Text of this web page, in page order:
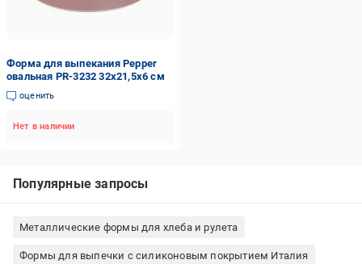
Форма для выпекания Pepper
овальная PR-3232 32x21,5x6 см
оценить
Нет в наличии
Популярные запросы
Металлические формы для хлеба и рулета
Формы для выпечки с силиконовым покрытием Италия